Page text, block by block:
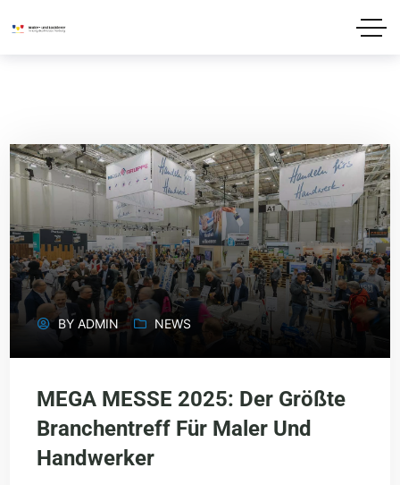
BYADMIN NEWS
MEGA MESSE 2025: Der Größte
Branchentreff Für Maler Und
Handwerker